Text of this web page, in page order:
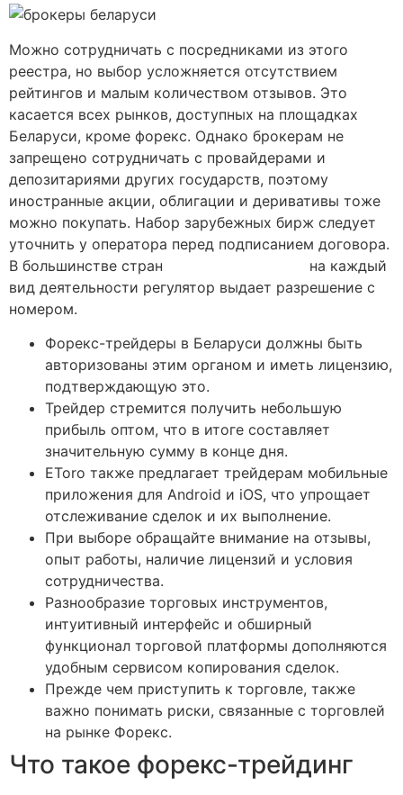
Можно сотрудничать с посредниками из этого
реестра, но выбор усложняется отсутствием
рейтингов и малым количеством отзывов. Это
касается всех рынков, доступных на площадках
Беларуси, кроме форекс. Однако брокерам не
запрещено сотрудничать с провайдерами и
депозитариями других государств, поэтому
иностранные акции, облигации и деривативы тоже
можно покупать. Набор зарубежных бирж следует
уточнить у оператора перед подписанием договора.
В большинстве стран
на каждый
вид деятельности регулятор выдает разрешение с
номером.
Форекс-трейдеры в Беларуси должны быть
авторизованы этим органом и иметь лицензию,
подтверждающую это.
Трейдер стремится получить небольшую
прибыль оптом, что в итоге составляет
значительную сумму в конце дня.
EToro также предлагает трейдерам мобильные
приложения для Android и iOS, что упрощает
отслеживание сделок и их выполнение.
При выборе обращайте внимание на отзывы,
опыт работы, наличие лицензий и условия
сотрудничества.
Разнообразие торговых инструментов,
интуитивный интерфейс и обширный
функционал торговой платформы дополняются
удобным сервисом копирования сделок.
Прежде чем приступить к торговле, также
важно понимать риски, связанные с торговлей
на рынке Форекс.
Что такое форекс-трейдинг